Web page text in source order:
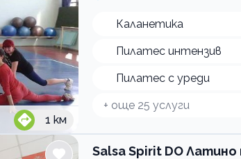
1 км
Каланетика
Пилатес интензив
Пилатес с уреди
+ още 25 услуги
Salsa Spirit DO